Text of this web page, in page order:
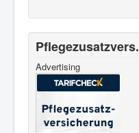
Pflegezusatzvers.
Advertising